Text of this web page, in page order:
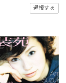
通報する